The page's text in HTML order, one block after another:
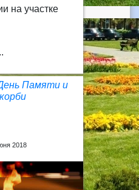
на участке
Памяти и
2018